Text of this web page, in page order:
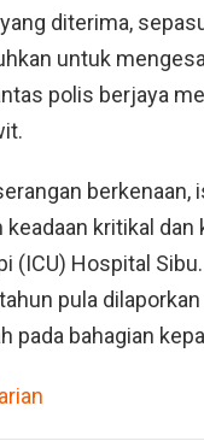
diterima,
untuk
polis berjaya
berkenaan,
keadaan kritikal dan
(ICU) Hospital
pula
pada bahagian